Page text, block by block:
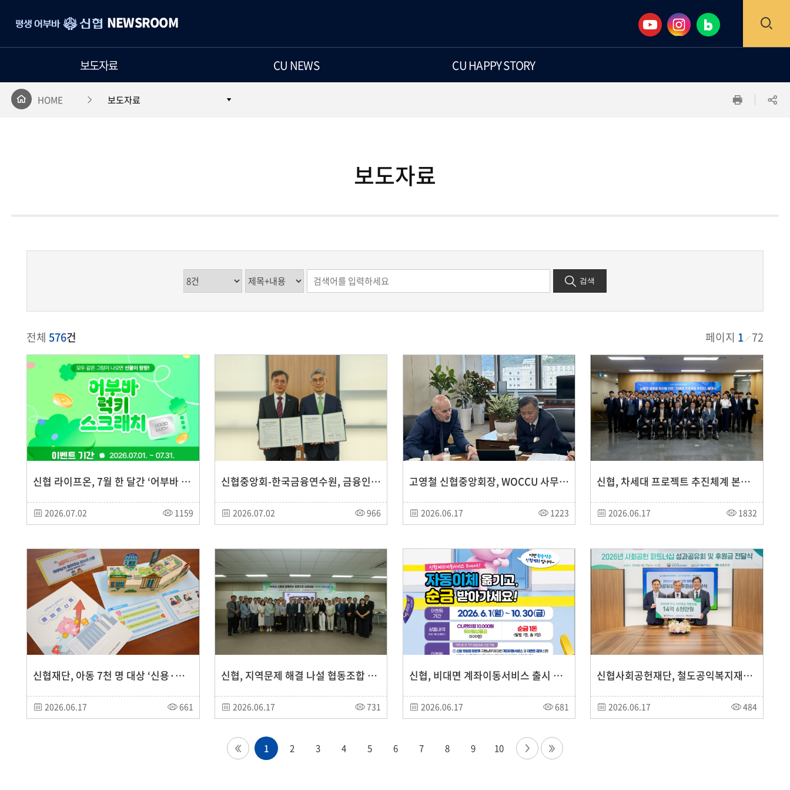
평
생
어
신
협
NEWSROOM
보도자료 CU NEWS CU HAPPY STORY
HOME 보도자료 인
보도자료
검색
전체576건 페이지 1 72
신협 라이프온, 7월 한 달간 ‘어부바 럭키 스크래치’ 이벤트 진행
2026.07.02 1159
신협중앙회-한국금융연수원, 금융인재 양성·교육협력 강화 맞손
2026.07.02 966
고영철 신협중앙회장, WOCCU 사무총장과 면담… 국제 신협운동 내 한국 신협 역할 확대 논의
2026.06.17 1223
신협, 차세대 프로젝트 추진체계 본격 가동 “디지털 금융 경쟁력 강화 나선다”
2026.06.17 1832
신협재단, 아동 7천 명 대상 ‘신용·불법금융 예방’ 교육 콘텐츠 무상 지원
2026.06.17 661
신협, 지역문제 해결 나설 협동조합 11곳 지원
2026.06.17 731
신협, 비대면 계좌이동서비스 출시 기념 이벤트 실시…순금 1돈·모바일 상품권 증정
2026.06.17 681
신협사회공헌재단, 철도공익복지재단·초록우산과 함께 아동·청소년 지원 위해 14억 6천만원 후원
2026.06.17 484
1 2 3 4 5 6 7 8 9 10